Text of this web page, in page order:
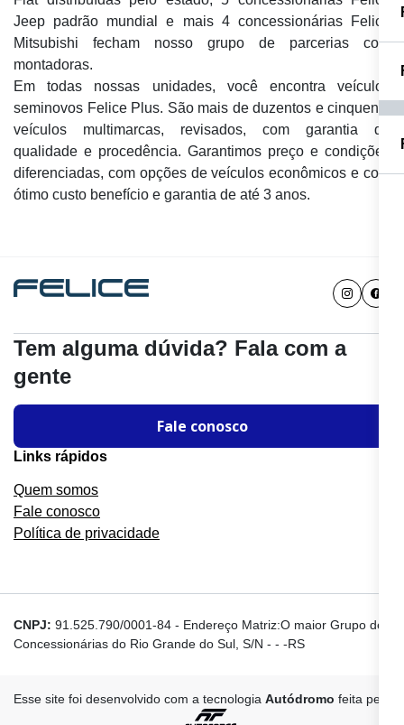
Jeep padrão mundial e mais 4 concessionárias Felice
Mitsubishi fecham nosso grupo de parcerias com
montadoras.
Em todas nossas unidades, você encontra veículos
seminovos Felice Plus. São mais de duzentos e cinquenta
veículos multimarcas, revisados, com garantia de
qualidade e procedência. Garantimos preço e condições
diferenciadas, com opções de veículos econômicos e com
ótimo custo benefício e garantia de até 3 anos.
Tem alguma dúvida? Fala com a
gente
Fale conosco
Links rápidos
Quem somos
Fale conosco
Política de privacidade
CNPJ: 91.525.790/0001-84 - Endereço Matriz:O maior Grupo de
Concessionárias do Rio Grande do Sul, S/N - - -RS
Esse site foi desenvolvido com a tecnologia Autódromo feita pela